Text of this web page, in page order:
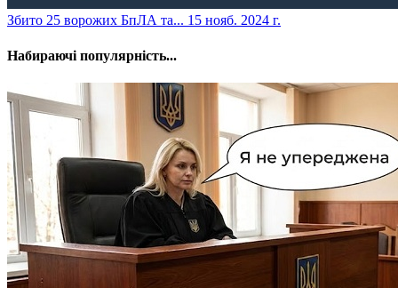
​Збито 25 ворожих БпЛА та... 15 нояб. 2024 г.
Набираючі популярність...